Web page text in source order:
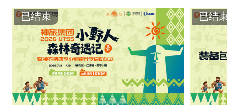
已结束 已结